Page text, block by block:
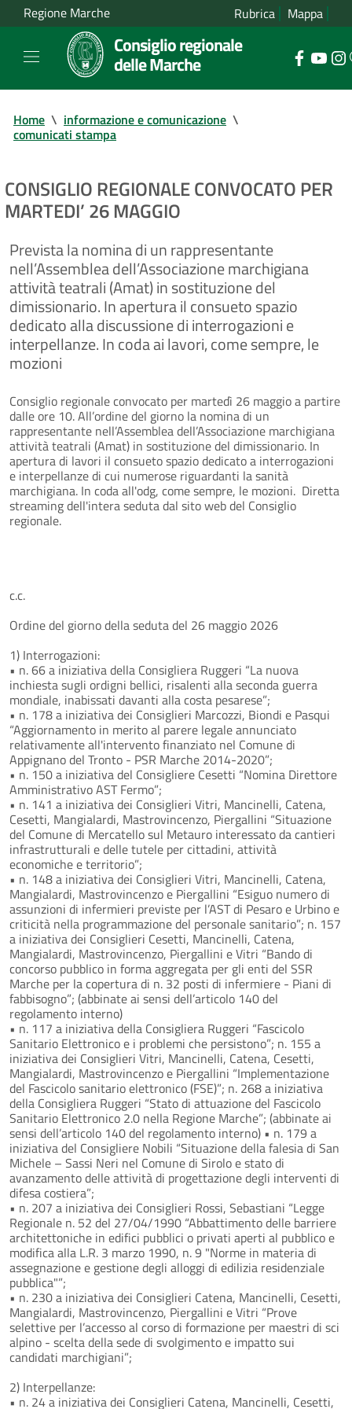
Regione Marche Rubrica Mappa
Consiglio regionale
delle Marche
Home \ informazione e comunicazione \
comunicati stampa
CONSIGLIO REGIONALE CONVOCATO PER
MARTEDI’ 26 MAGGIO
Prevista la nomina di un rappresentante
nell’Assemblea dell’Associazione marchigiana
attività teatrali (Amat) in sostituzione del
dimissionario. In apertura il consueto spazio
dedicato alla discussione di interrogazioni e
interpellanze. In coda ai lavori, come sempre, le
mozioni
Consiglio regionale convocato per martedì 26 maggio a partire
dalle ore 10. All’ordine del giorno la nomina di un
rappresentante nell’Assemblea dell’Associazione marchigiana
attività teatrali (Amat) in sostituzione del dimissionario. In
apertura di lavori il consueto spazio dedicato a interrogazioni
e interpellanze di cui numerose riguardanti la sanità
marchigiana. In coda all'odg, come sempre, le mozioni. Diretta
streaming dell'intera seduta dal sito web del Consiglio
regionale.
c.c.
Ordine del giorno della seduta del 26 maggio 2026
1) Interrogazioni:
• n. 66 a iniziativa della Consigliera Ruggeri “La nuova
inchiesta sugli ordigni bellici, risalenti alla seconda guerra
mondiale, inabissati davanti alla costa pesarese”;
• n. 178 a iniziativa dei Consiglieri Marcozzi, Biondi e Pasqui
“Aggiornamento in merito al parere legale annunciato
relativamente all'intervento finanziato nel Comune di
Appignano del Tronto - PSR Marche 2014-2020”;
• n. 150 a iniziativa del Consigliere Cesetti “Nomina Direttore
Amministrativo AST Fermo”;
• n. 141 a iniziativa dei Consiglieri Vitri, Mancinelli, Catena,
Cesetti, Mangialardi, Mastrovincenzo, Piergallini “Situazione
del Comune di Mercatello sul Metauro interessato da cantieri
infrastrutturali e delle tutele per cittadini, attività
economiche e territorio”;
• n. 148 a iniziativa dei Consiglieri Vitri, Mancinelli, Catena,
Mangialardi, Mastrovincenzo e Piergallini “Esiguo numero di
assunzioni di infermieri previste per l’AST di Pesaro e Urbino e
criticità nella programmazione del personale sanitario”; n. 157
a iniziativa dei Consiglieri Cesetti, Mancinelli, Catena,
Mangialardi, Mastrovincenzo, Piergallini e Vitri “Bando di
concorso pubblico in forma aggregata per gli enti del SSR
Marche per la copertura di n. 32 posti di infermiere - Piani di
fabbisogno”; (abbinate ai sensi dell’articolo 140 del
regolamento interno)
• n. 117 a iniziativa della Consigliera Ruggeri “Fascicolo
Sanitario Elettronico e i problemi che persistono”; n. 155 a
iniziativa dei Consiglieri Vitri, Mancinelli, Catena, Cesetti,
Mangialardi, Mastrovincenzo e Piergallini “Implementazione
del Fascicolo sanitario elettronico (FSE)”; n. 268 a iniziativa
della Consigliera Ruggeri “Stato di attuazione del Fascicolo
Sanitario Elettronico 2.0 nella Regione Marche”; (abbinate ai
sensi dell’articolo 140 del regolamento interno) • n. 179 a
iniziativa del Consigliere Nobili “Situazione della falesia di San
Michele – Sassi Neri nel Comune di Sirolo e stato di
avanzamento delle attività di progettazione degli interventi di
difesa costiera”;
• n. 207 a iniziativa dei Consiglieri Rossi, Sebastiani “Legge
Regionale n. 52 del 27/04/1990 “Abbattimento delle barriere
architettoniche in edifici pubblici o privati aperti al pubblico e
modifica alla L.R. 3 marzo 1990, n. 9 "Norme in materia di
assegnazione e gestione degli alloggi di edilizia residenziale
pubblica"”;
• n. 230 a iniziativa dei Consiglieri Catena, Mancinelli, Cesetti,
Mangialardi, Mastrovincenzo, Piergallini e Vitri “Prove
selettive per l’accesso al corso di formazione per maestri di sci
alpino - scelta della sede di svolgimento e impatto sui
candidati marchigiani”;
2) Interpellanze:
• n. 24 a iniziativa dei Consiglieri Catena, Mancinelli, Cesetti,